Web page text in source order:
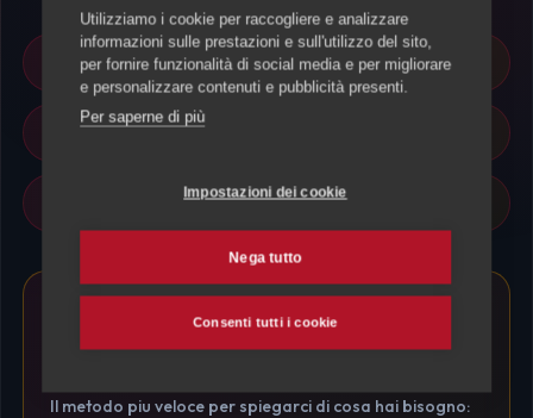
Pet Sitter Selezionati e Locali
Risposta rapida al tuo contatto
Sicurezza e Affidabilita garantita
Il metodo piu veloce per spiegarci di cosa hai bisogno:
Utilizziamo i cookie per raccogliere e analizzare
informazioni sulle prestazioni e sull'utilizzo del sito,
per fornire funzionalità di social media e per migliorare
e personalizzare contenuti e pubblicità presenti.
Per saperne di più
Impostazioni dei cookie
Nega tutto
Consenti tutti i cookie